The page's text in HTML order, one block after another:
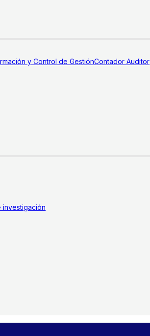
y Control de GestiónContador Auditor
investigación